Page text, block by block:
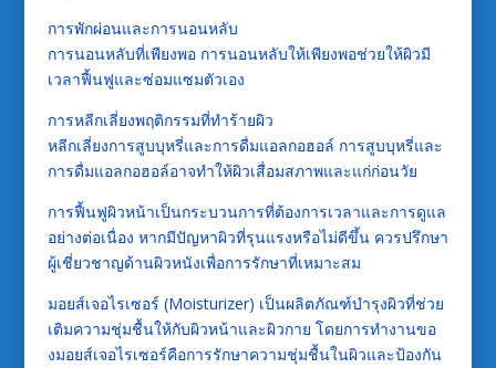
การพักผ่อนและการนอนหลับ
การนอนหลับที่เพียงพอ การนอนหลับให้เพียงพอช่วยให้ผิวมี
เวลาฟื้นฟูและซ่อมแซมตัวเอง
การหลีกเลี่ยงพฤติกรรมที่ทำร้ายผิว
หลีกเลี่ยงการสูบบุหรี่และการดื่มแอลกอฮอล์ การสูบบุหรี่และ
การดื่มแอลกอฮอล์อาจทำให้ผิวเสื่อมสภาพและแก่ก่อนวัย
การฟื้นฟูผิวหน้าเป็นกระบวนการที่ต้องการเวลาและการดูแล
อย่างต่อเนื่อง หากมีปัญหาผิวที่รุนแรงหรือไม่ดีขึ้น ควรปรึกษา
ผู้เชี่ยวชาญด้านผิวหนังเพื่อการรักษาที่เหมาะสม
มอยส์เจอไรเซอร์ (Moisturizer) เป็นผลิตภัณฑ์บำรุงผิวที่ช่วย
เติมความชุ่มชื้นให้กับผิวหน้าและผิวกาย โดยการทำงานขอ
งมอยส์เจอไรเซอร์คือการรักษาความชุ่มชื้นในผิวและป้องกัน